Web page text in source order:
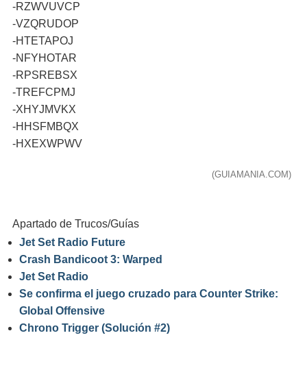
-RZWVUVCP
-VZQRUDOP
-HTETAPOJ
-NFYHOTAR
-RPSREBSX
-TREFCPMJ
-XHYJMVKX
-HHSFMBQX
-HXEXWPWV
(GUIAMANIA.COM)
Apartado de Trucos/Guías
Jet Set Radio Future
Crash Bandicoot 3: Warped
Jet Set Radio
Se confirma el juego cruzado para Counter Strike:
Global Offensive
Chrono Trigger (Solución #2)